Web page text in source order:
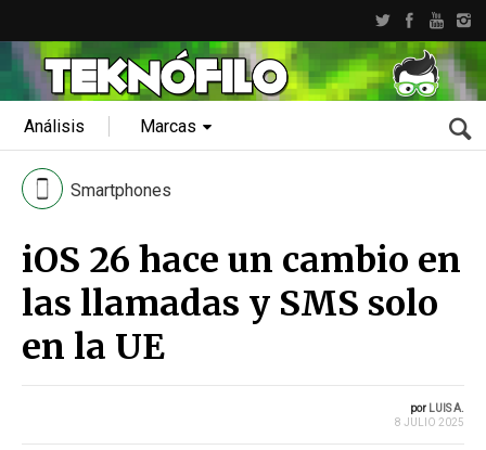
Análisis Marcas
Smartphones
iOS 26 hace un cambio en
las llamadas y SMS solo
en la UE
por LUIS A.
8 JULIO 2025